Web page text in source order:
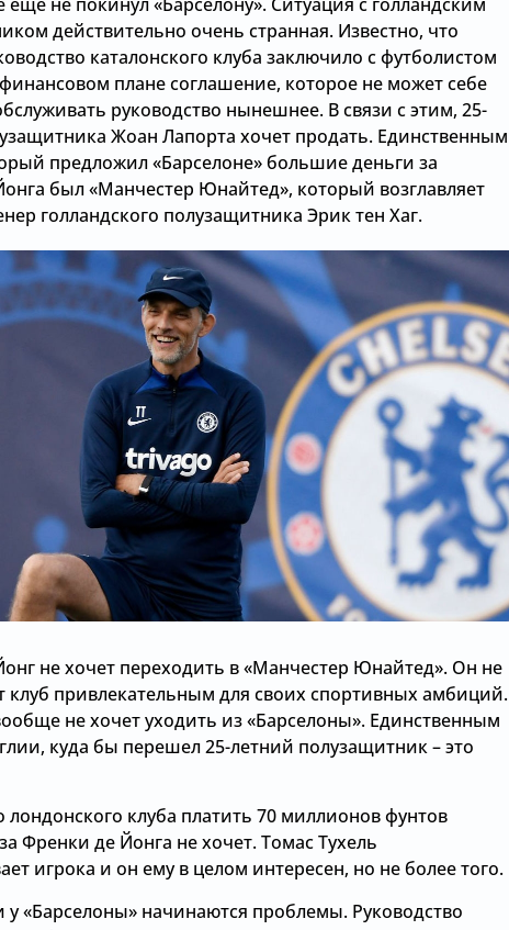
действительно очень странная. Известно, что
каталонского клуба заключило с футболистом
плане соглашение, которое не может себе
руководство нынешнее. В связи с этим, 25-
Жоан Лапорта хочет продать. Единственным
предложил «Барселоне» большие деньги за
был «Манчестер Юнайтед», который возглавляет
голландского полузащитника Эрик тен Хаг.
не хочет переходить в «Манчестер Юнайтед». Он не
клуб привлекательным для своих спортивных амбиций.
не хочет уходить из «Барселоны». Единственным
куда бы перешел 25-летний полузащитник – это
лондонского клуба платить 70 миллионов фунтов
Френки де Йонга не хочет. Томас Тухель
игрока и он ему в целом интересен, но не более того.
у «Барселоны» начинаются проблемы. Руководство